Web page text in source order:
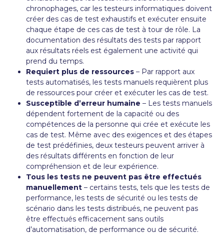
chronophages, car les testeurs informatiques doivent
créer des cas de test exhaustifs et exécuter ensuite
chaque étape de ces cas de test à tour de rôle. La
documentation des résultats des tests par rapport
aux résultats réels est également une activité qui
prend du temps.
Requiert plus de ressources – Par rapport aux
tests automatisés, les tests manuels requièrent plus
de ressources pour créer et exécuter les cas de test.
Susceptible d’erreur humaine – Les tests manuels
dépendent fortement de la capacité ou des
compétences de la personne qui crée et exécute les
cas de test. Même avec des exigences et des étapes
de test prédéfinies, deux testeurs peuvent arriver à
des résultats différents en fonction de leur
compréhension et de leur expérience.
Tous les tests ne peuvent pas être effectués
manuellement – certains tests, tels que les tests de
performance, les tests de sécurité ou les tests de
scénario dans les tests distribués, ne peuvent pas
être effectués efficacement sans outils
d’automatisation, de performance ou de sécurité.